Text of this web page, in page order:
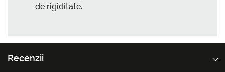
de rigiditate.
Recenzii